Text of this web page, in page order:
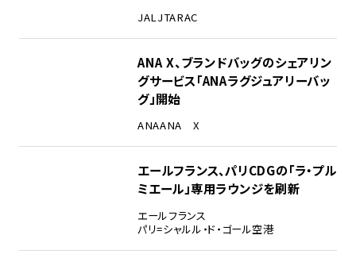
JALJTARAC
ANA X、ブランドバッグのシェアリン
グサービス「ANAラグジュアリーバッ
グ」開始
ANAANA X
エールフランス、パリCDGの「ラ・プル
ミエール」専用ラウンジを刷新
エールフランス
パリ=シャルル・ド・ゴール空港